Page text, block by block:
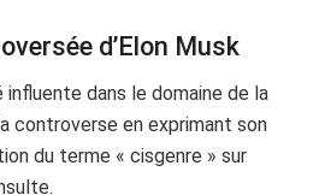
d’Elon Musk
influente dans le domaine de la
controverse en exprimant son
du terme « cisgenre » sur